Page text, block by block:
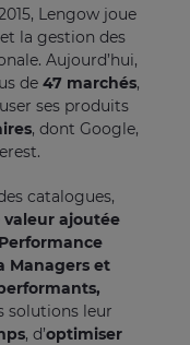
Lengow joue
la gestion des
Aujourd’hui,
de47 marchés,
ses produits
, dont Google,
catalogues,
valeur ajoutée
Performance
Managers et
solutions leur
, d’optimiser